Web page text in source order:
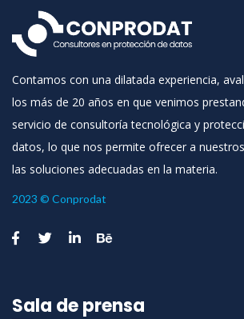
Contamos con una dilatada experiencia,
los más de 20 años en que venimos
servicio de consultoría tecnológica y
datos, lo que nos permite ofrecer a
las soluciones adecuadas en la materia.
2023 © Conprodat
Sala de prensa